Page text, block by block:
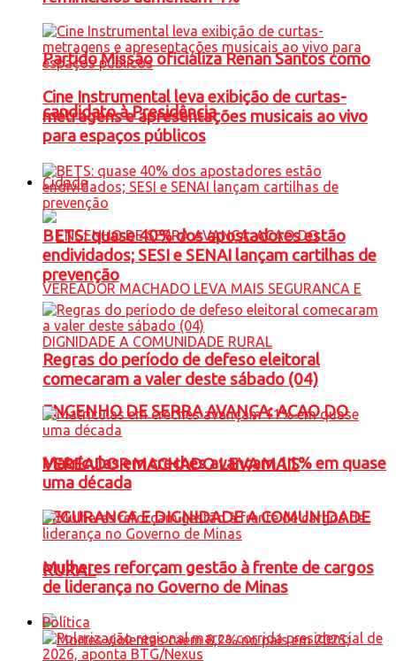
Partido Missão oficializa Renan Santos como
candidato à Presidência
Cidade
ENGENHO DE SERRA AVANÇA: ACAO DO
VEREADOR MACHADO LEVA MAIS
SEGURANCA E DIGNIDADE A COMUNIDADE
RURAL
Cine Instrumental leva exibição de curtas-
metragens e apresentações musicais ao vivo
para espaços públicos
BETS: quase 40% dos apostadores estão
endividados; SESI e SENAI lançam cartilhas de
prevenção
Regras do período de defeso eleitoral
comecaram a valer deste sábado (04)
Matrículas em creches avançam 11% em quase
uma década
Mulheres reforçam gestão à frente de cargos
de liderança no Governo de Minas
Política